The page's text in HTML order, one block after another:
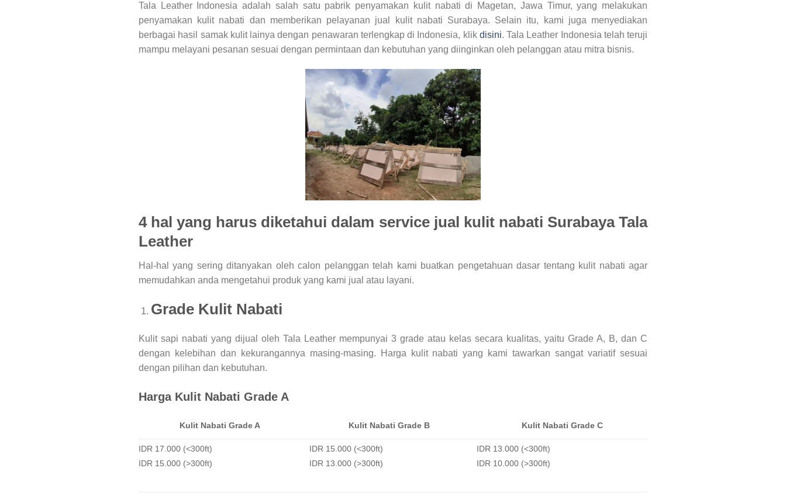
Tala Leather Indonesia adalah salah satu pabrik penyamakan kulit nabati di Magetan, Jawa Timur, yang melakukan
penyamakan kulit nabati dan memberikan pelayanan jual kulit nabati Surabaya. Selain itu, kami juga menyediakan
berbagai hasil samak kulit lainya dengan penawaran terlengkap di Indonesia, klik disini. Tala Leather Indonesia telah teruji
mampu melayani pesanan sesuai dengan permintaan dan kebutuhan yang diinginkan oleh pelanggan atau mitra bisnis.
4 hal yang harus diketahui dalam service jual kulit nabati Surabaya Tala
Leather
Hal-hal yang sering ditanyakan oleh calon pelanggan telah kami buatkan pengetahuan dasar tentang kulit nabati agar
memudahkan anda mengetahui produk yang kami jual atau layani.
Grade Kulit Nabati
Kulit sapi nabati yang dijual oleh Tala Leather mempunyai 3 grade atau kelas secara kualitas, yaitu Grade A, B, dan C
dengan kelebihan dan kekurangannya masing-masing. Harga kulit nabati yang kami tawarkan sangat variatif sesuai
dengan pilihan dan kebutuhan.
Harga Kulit Nabati Grade A
Kulit Nabati Grade A Kulit Nabati Grade B Kulit Nabati Grade C
IDR 17.000 (<300ft)
IDR 15.000 (>300ft)
IDR 15.000 (<300ft)
IDR 13.000 (>300ft)
IDR 13.000 (<300ft)
IDR 10.000 (>300ft)